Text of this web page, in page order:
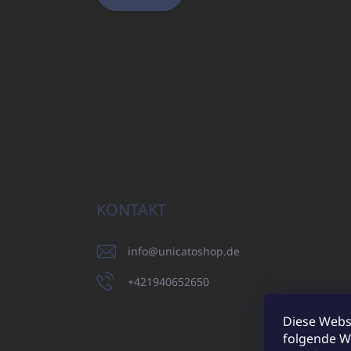
Diese
folgende
KONTAKT
info@unicatoshop.de
+421940652650